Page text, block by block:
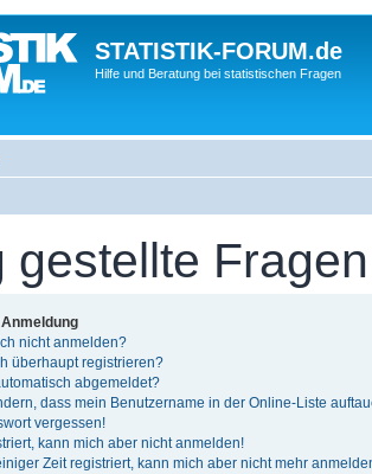
STATISTIK-FORUM.de
Hilfe und Beratung bei statistischen Fragen
gestellte Fragen
nicht anmelden?
überhaupt registrieren?
abgemeldet?
dass mein Benutzername in der Online-Liste
vergessen!
kann mich aber nicht anmelden!
Zeit registriert, kann mich aber nicht mehr